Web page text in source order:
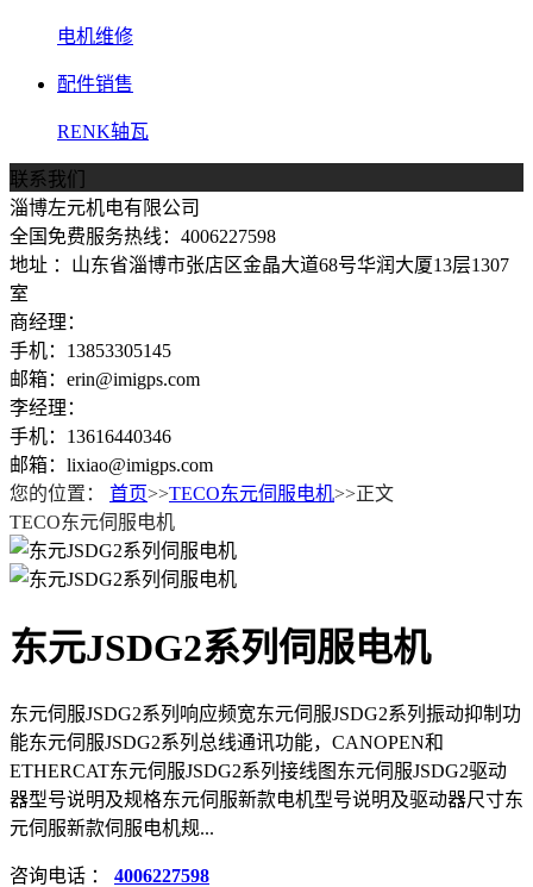
电机维修
配件销售
RENK轴瓦
联系我们
淄博左元机电有限公司
全国免费服务热线：4006227598
地址 ：山东省淄博市张店区金晶大道68号华润大厦13层1307
室
商经理：
手机：13853305145
邮箱：erin@imigps.com
李经理：
手机：13616440346
邮箱：lixiao@imigps.com
您的位置：
首页>>TECO东元伺服电机>>正文
TECO东元伺服电机
东元JSDG2系列伺服电机
东元伺服JSDG2系列响应频宽东元伺服JSDG2系列振动抑制功
能东元伺服JSDG2系列总线通讯功能，CANOPEN和
ETHERCAT东元伺服JSDG2系列接线图东元伺服JSDG2驱动
器型号说明及规格东元伺服新款电机型号说明及驱动器尺寸东
元伺服新款伺服电机规...
咨询电话 ： 4006227598